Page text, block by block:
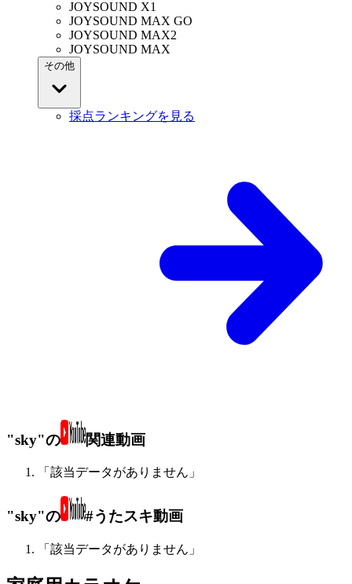
JOYSOUND X1
JOYSOUND MAX GO
JOYSOUND MAX2
JOYSOUND MAX
その他
採点ランキングを見る
"sky"の 関連動画
「該当データがありません」
"sky"の #うたスキ動画
「該当データがありません」